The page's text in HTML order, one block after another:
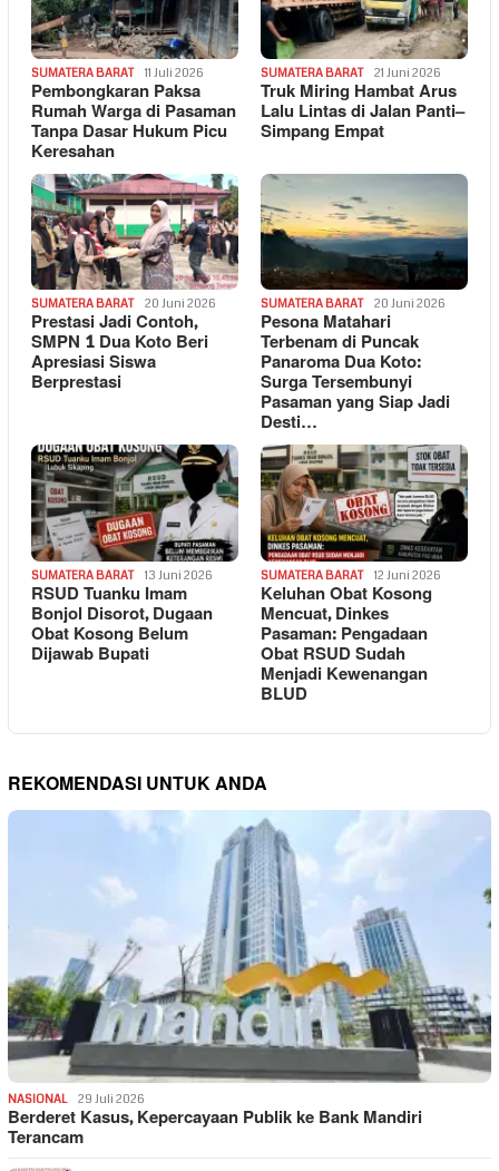
SUMATERA BARAT 11 Juli 2026
Pembongkaran Paksa
Rumah Warga di Pasaman
Tanpa Dasar Hukum Picu
Keresahan
SUMATERA BARAT 21 Juni 2026
Truk Miring Hambat Arus
Lalu Lintas di Jalan Panti–
Simpang Empat
SUMATERA BARAT 20 Juni 2026
Prestasi Jadi Contoh,
SMPN 1 Dua Koto Beri
Apresiasi Siswa
Berprestasi
SUMATERA BARAT 20 Juni 2026
Pesona Matahari
Terbenam di Puncak
Panaroma Dua Koto:
Surga Tersembunyi
Pasaman yang Siap Jadi
Desti…
SUMATERA BARAT 13 Juni 2026
RSUD Tuanku Imam
Bonjol Disorot, Dugaan
Obat Kosong Belum
Dijawab Bupati
SUMATERA BARAT 12 Juni 2026
Keluhan Obat Kosong
Mencuat, Dinkes
Pasaman: Pengadaan
Obat RSUD Sudah
Menjadi Kewenangan
BLUD
REKOMENDASI UNTUK ANDA
NASIONAL 29 Juli 2026
Berderet Kasus, Kepercayaan Publik ke Bank Mandiri
Terancam